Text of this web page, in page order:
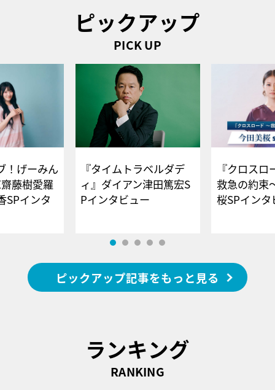
ピックアップ
PICK UP
！げーみん
藤樹愛羅
SPインタ
『タイムトラベルダデ
ィ』ダイアン津田篤宏S
Pインタビュー
『クロス
救急の約束
桜SPイ
ピックアップ記事をもっと見る
ランキング
RANKING